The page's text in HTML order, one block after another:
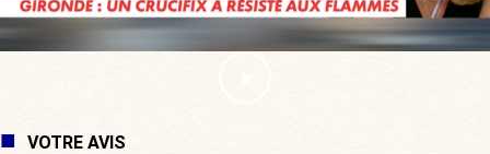
VOTRE AVIS